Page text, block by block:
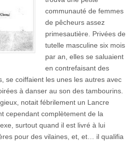
communauté de femmes
de pêcheurs assez
primesautière. Privées de
tutelle masculine six mois
par an, elles se saluaient
en contrefaisant des
se coiffaient les unes les autres avec
à danser au son des tambourins.
notait fébrilement un Lancre
cependant complètement de la
surtout quand il est livré à lui
pour des vilaines, et, et… il qualifia